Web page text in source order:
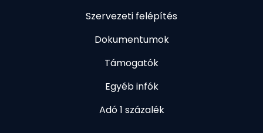
Szervezeti felépítés
Dokumentumok
Támogatók
Egyéb infók
Adó 1 százalék